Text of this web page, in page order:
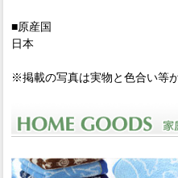
■原産国
日本
※掲載の写真は実物と色合い等